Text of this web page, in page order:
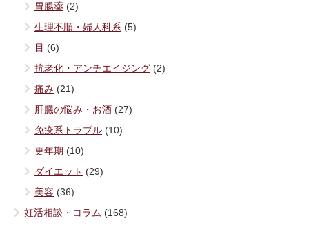
胃腸薬 (2)
生理不順・婦人科系 (5)
目 (6)
抗老化・アンチエイジング (2)
痛み (21)
肝臓の悩み・お酒 (27)
免疫系トラブル (10)
更年期 (10)
ダイエット (29)
美容 (36)
妊活相談・コラム (168)